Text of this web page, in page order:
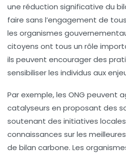
une réduction significative du
faire sans l’engagement de
les organismes
citoyens ont tous un rôle
ils peuvent encourager des
sensibiliser les individus aux
Par exemple, les ONG peuvent
catalyseurs en proposant des
soutenant des initiatives
connaissances sur les
de bilan carbone. Les